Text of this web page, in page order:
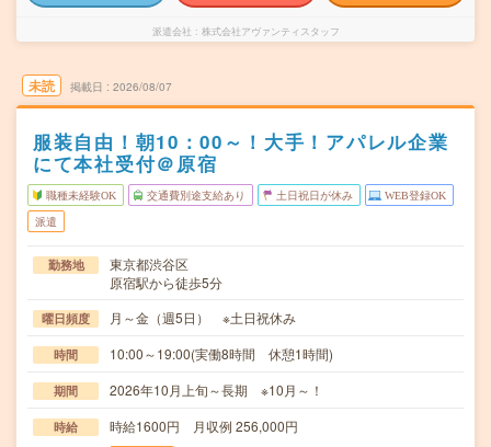
派遣会社 株式会社アヴァンティスタッフ
未読 掲載日 2026/08/07
服装自由！朝10：00～！大手！アパレル企業
にて本社受付＠原宿
職種未経験OK 交通費別途支給あり 土日祝日が休み WEB登録OK
派遣
勤務地
東京都渋谷区
原宿駅から徒歩5分
曜日頻度 月～金（週5日） ※土日祝休み
時間 10:00～19:00(実働8時間 休憩1時間)
期間 2026年10月上旬～長期 ※10月～！
時給 時給1600円 月収例 256,000円